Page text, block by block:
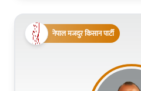
नेपाल मजदुर किसान पार्टी